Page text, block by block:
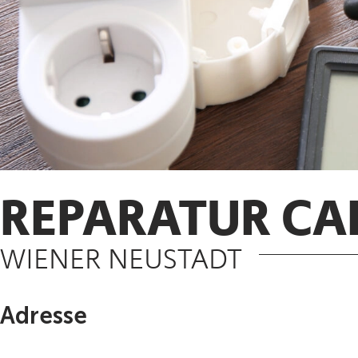
REPARATUR
WIENER NEUSTADT
Adresse